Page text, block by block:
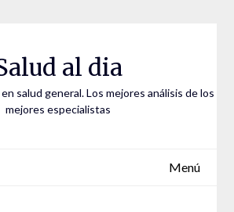
al dia
salud general. Los mejores análisis de los
mejores especialistas
Menú